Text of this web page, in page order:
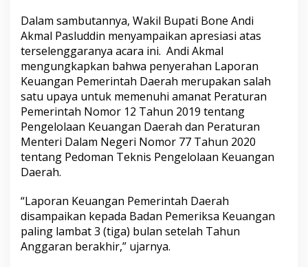
a
n
K
e
u
a
g
a
P
e
m
i
n
t
a
h
Dalam sambutannya, Wakil Bupati Bone Andi
Akmal Pasluddin menyampaikan apresiasi atas
terselenggaranya acara ini. Andi Akmal
mengungkapkan bahwa penyerahan Laporan
Keuangan Pemerintah Daerah merupakan salah
satu upaya untuk memenuhi amanat Peraturan
Pemerintah Nomor 12 Tahun 2019 tentang
Pengelolaan Keuangan Daerah dan Peraturan
Menteri Dalam Negeri Nomor 77 Tahun 2020
tentang Pedoman Teknis Pengelolaan Keuangan
Daerah.
“Laporan Keuangan Pemerintah Daerah
disampaikan kepada Badan Pemeriksa Keuangan
paling lambat 3 (tiga) bulan setelah Tahun
Anggaran berakhir,” ujarnya.